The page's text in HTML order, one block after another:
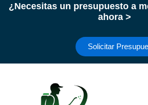
¿Necesitas un presupuesto a
ahora >
Solicitar